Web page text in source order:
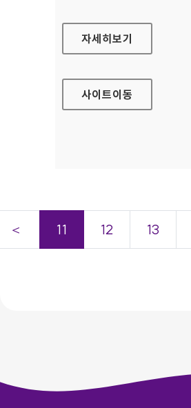
안양시 통합주차포털
자세히보기
사이트이동
＜ 11 12 13